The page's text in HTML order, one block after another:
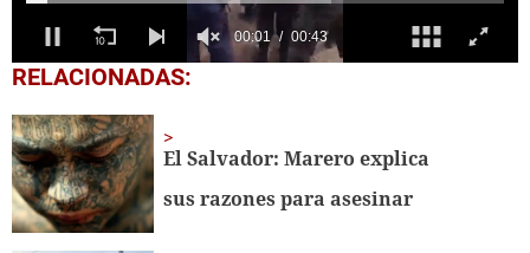
0
seconds
43
seconds
RELACIONADAS:
El Salvador: Marero explica
sus razones para asesinar